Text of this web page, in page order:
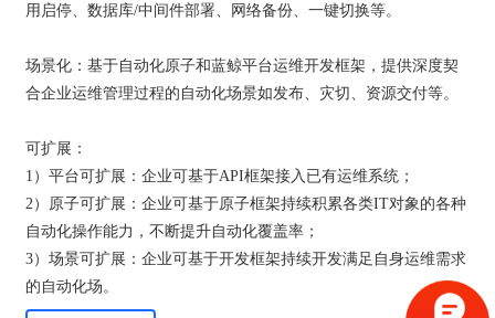
用启停、数据库/中间件部署、网络备份、一键切换等。
场景化：基于自动化原子和蓝鲸平台运维开发框架，提供深度契
合企业运维管理过程的自动化场景如发布、灾切、资源交付等。
可扩展：
1）平台可扩展：企业可基于API框架接入已有运维系统；
2）原子可扩展：企业可基于原子框架持续积累各类IT对象的各种
自动化操作能力，不断提升自动化覆盖率；
3）场景可扩展：企业可基于开发框架持续开发满足自身运维需求
的自动化场。
验证码登录 密码登录